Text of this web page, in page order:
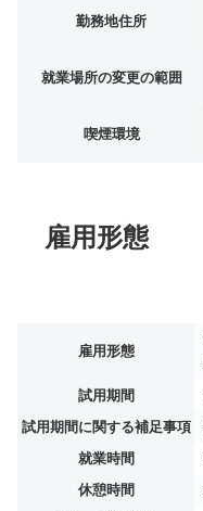
勤務地住所
就業場所の変更の範囲
喫煙環境
雇用形態
雇用形態
試用期間
試用期間に関する補足事項
就業時間
休憩時間